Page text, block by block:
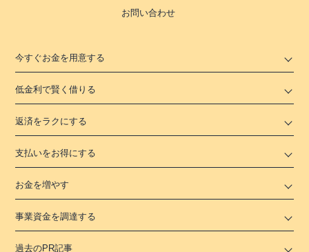
お問い合わせ
今すぐお金を用意する
低金利で賢く借りる
返済をラクにする
支払いをお得にする
お金を増やす
事業資金を調達する
過去のPR記事